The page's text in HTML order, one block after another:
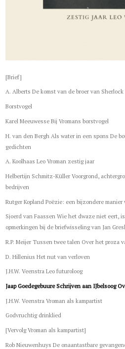
[Brief]
A. Alberts De komst van de broer van Sherlock
Borstvogel
Karel Meeuwesse Bij Vromans borstvogel
H. van den Bergh Als water in een spons De
gedichten
A. Koolhaas Leo Vroman zestig jaar
Helbertijn Schmitz-Küller Voorgrond,
bedrijven
Rutger Kopland Poëzie: een bijzondere manier
Sjoerd van Faassen Wie het dwaze niet eert,
opmerkingen bij de briefwisseling van Jan
R.P. Meijer Tussen twee talen Over het proza
D. Hillenius Het nut van verloven
J.H.W. Veenstra Leo futuroloog
Jaap Goedegebuure Schrijven aan IJbelsoog
J.H.W. Veenstra Vroman als kampartist
Godvruchtig drinklied
[Vervolg Vroman als kampartist]
Rob Nieuwenhuys De onaantastbare